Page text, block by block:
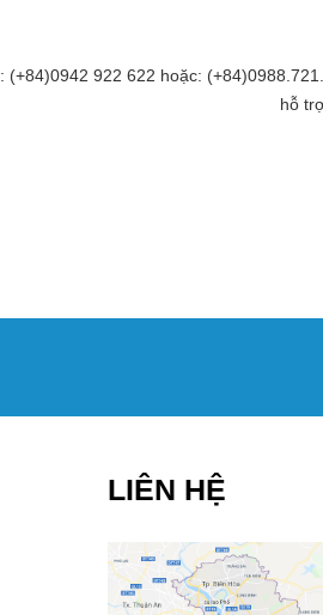
922 622 hoặc:
hỗ
LIÊN HỆ